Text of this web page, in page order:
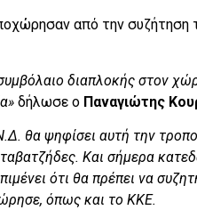
από την συζήτηση
διαπλοκής στον
δήλωσε οΠαναγιώτης
θα ψηφίσει αυτή την
Και σήμερα
ότι θα πρέπει να
όπως και το ΚΚΕ.